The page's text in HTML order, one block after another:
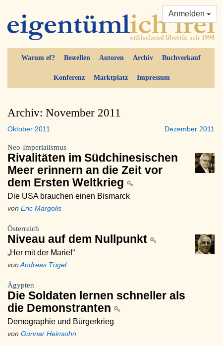
Warum ef? Bestellen Autoren Archiv Buchverkauf
Konferenz Marktplatz Impressum
Anmelden
Archiv: November 2011
Oktober 2011 Dezember 2011
Neo-Imperialismus
Rivalitäten im Südchinesischen
Meer erinnern an die Zeit vor
dem Ersten Weltkrieg
Die USA brauchen einen Bismarck
von Eric Margolis
Österreich
Niveau auf dem Nullpunkt
„Her mit der Marie!“
von Andreas Tögel
Ägypten
Die Soldaten lernen schneller als
die Demonstranten
Demographie und Bürgerkrieg
von Gunnar Heinsohn